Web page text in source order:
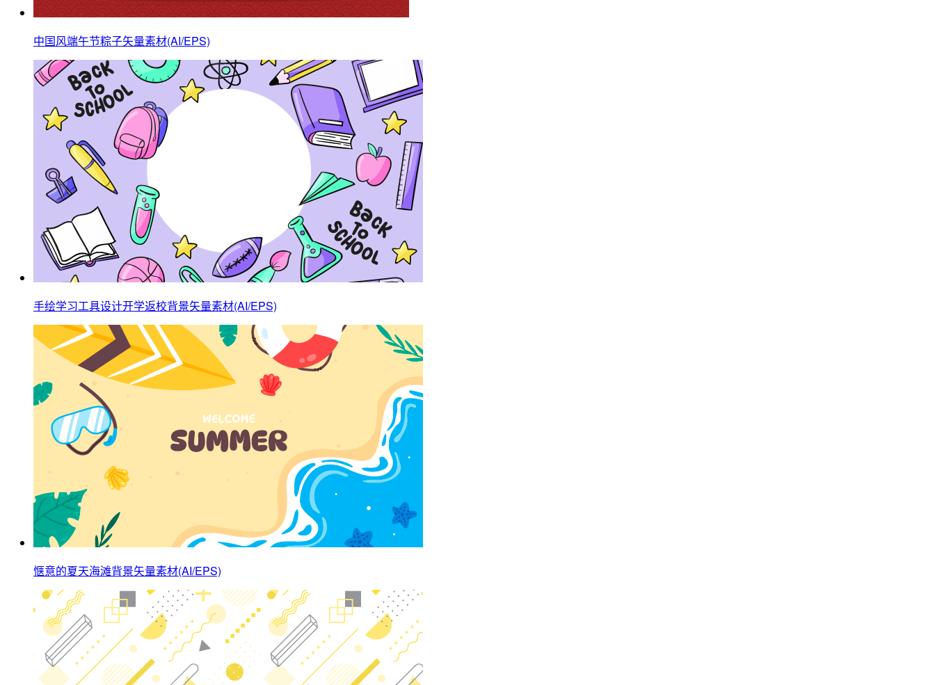
中国风端午节粽子矢量素材(AI/EPS)
手绘学习工具设计开学返校背景矢量素材(AI/EPS)
惬意的夏天海滩背景矢量素材(AI/EPS)